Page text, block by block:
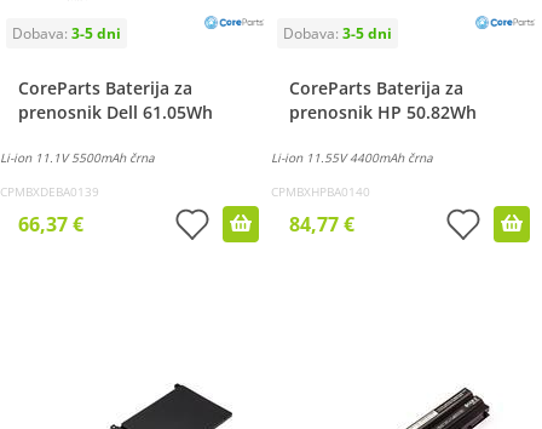
CoreParts Baterija za
prenosnik Dell 61.05Wh
Li-ion 11.1V 5500mAh črna
CPMBXDEBA0139
66,37 €
CoreParts Baterija za
prenosnik HP 50.82Wh
Li-ion 11.55V 4400mAh črna
CPMBXHPBA0140
84,77 €